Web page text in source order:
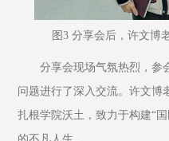
图3 分享会后，许文博
分享会现场气氛热烈，参
问题进行了深入交流。许文博
扎根学院沃土，致力于构建“